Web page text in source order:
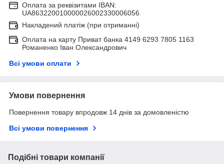
Оплата за реквізитами IBAN:
UA863220010000026002330006056
Накладений платіж (при отриманні)
Оплата на карту Приват банка 4149 6293 7805 1163
Романенко Іван Олександрович
Всі умови оплати
Умови повернення
Повернення товару впродовж 14 днів за домовленістю
Всі умови повернення
Подібні товари компанії